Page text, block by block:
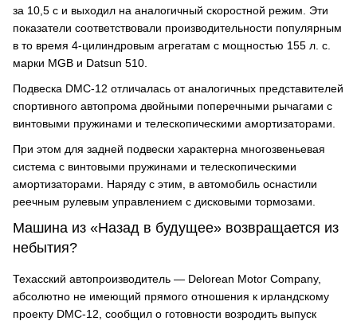
за 10,5 с и выходил на аналогичный скоростной режим. Эти
показатели соответствовали производительности популярным
в то время 4-цилиндровым агрегатам с мощностью 155 л. с.
марки MGB и Datsun 510.
Подвеска DMC-12 отличалась от аналогичных представителей
спортивного автопрома двойными поперечными рычагами с
винтовыми пружинами и телескопическими амортизаторами.
При этом для задней подвески характерна многозвеньевая
система с винтовыми пружинами и телескопическими
амортизаторами. Наряду с этим, в автомобиль оснастили
реечным рулевым управлением с дисковыми тормозами.
Машина из «Назад в будущее» возвращается из
небытия?
Техасский автопроизводитель — Delorean Motor Company,
абсолютно не имеющий прямого отношения к ирландскому
проекту DMC-12, сообщил о готовности возродить выпуск